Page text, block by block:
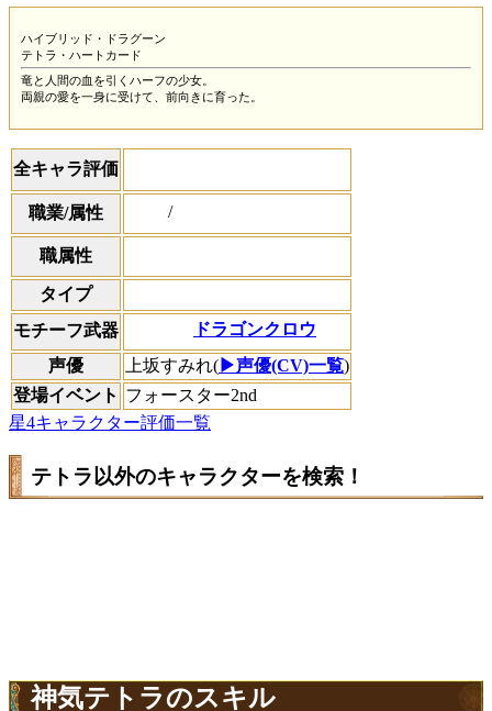
ハイブリッド・ドラグーン
テトラ・ハートカード
竜と人間の血を引くハーフの少女。
両親の愛を一身に受けて、前向きに育った。
全キャラ評価
職業/属性 /
職属性
タイプ
モチーフ武器
ドラゴンクロウ
声優
上坂すみれ( ▶声優(CV)一覧)
登場イベント フォースター2nd
星4キャラクター評価一覧
テトラ以外のキャラクターを検索！
神気テトラのスキル